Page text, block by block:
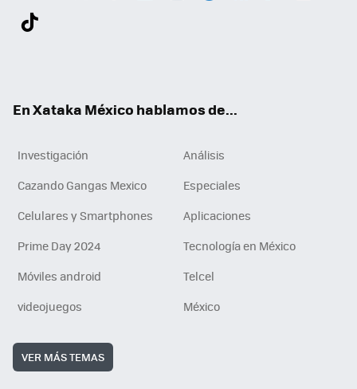
En Xataka México hablamos de...
Investigación
Análisis
Cazando Gangas Mexico
Especiales
Celulares y Smartphones
Aplicaciones
Prime Day 2024
Tecnología en México
Móviles android
Telcel
videojuegos
México
VER MÁS TEMAS